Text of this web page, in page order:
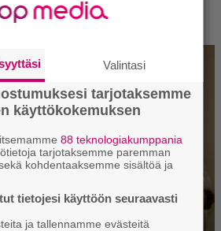
Valintasi
tarjotaksemme
käyttökokemuksen
88 teknologiakumppania
tarjotaksemme paremman
kohdentaaksemme sisältöä ja
tietojesi käyttöön seuraavasti
ja tallennamme evästeitä